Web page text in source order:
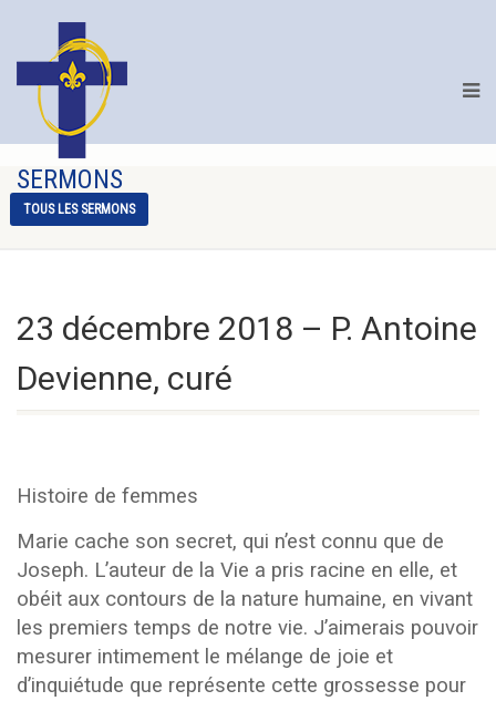
SERMONS
TOUS LES SERMONS
23 décembre 2018 – P. Antoine
Devienne, curé
Histoire de femmes
Marie cache son secret, qui n’est connu que de
Joseph. L’auteur de la Vie a pris racine en elle, et
obéit aux contours de la nature humaine, en vivant
les premiers temps de notre vie. J’aimerais pouvoir
mesurer intimement le mélange de joie et
d’inquiétude que représente cette grossesse pour